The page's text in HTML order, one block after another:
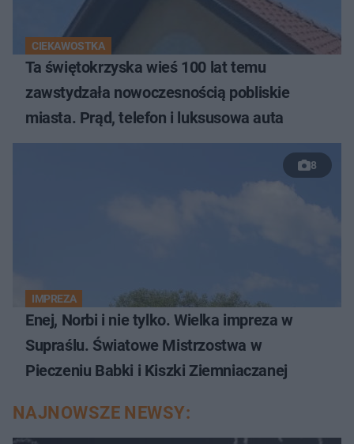
CIEKAWOSTKA
Ta świętokrzyska wieś 100 lat temu
zawstydzała nowoczesnością pobliskie
miasta. Prąd, telefon i luksusowa auta
8
IMPREZA
Enej, Norbi i nie tylko. Wielka impreza w
Supraślu. Światowe Mistrzostwa w
Pieczeniu Babki i Kiszki Ziemniaczanej
NAJNOWSZE NEWSY: